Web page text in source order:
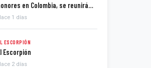
en Colombia, se reunirá
nuevo jefe de Estado de la
1 días
ESCORPIÓN
Escorpión
2 días